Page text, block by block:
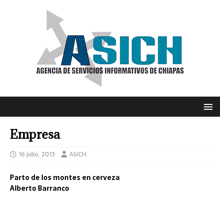
Empresa
16 julio, 2013 ASICH
Parto de los montes en cerveza
Alberto Barranco